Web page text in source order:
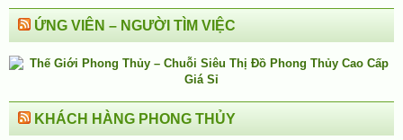
ỨNG VIÊN – NGƯỜI TÌM VIỆC
KHÁCH HÀNG PHONG THỦY